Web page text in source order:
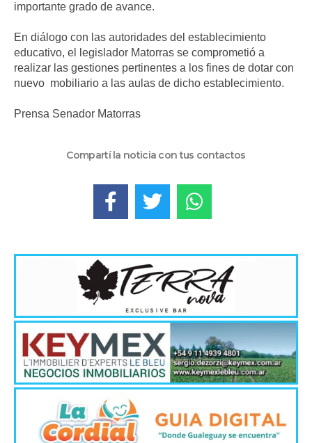
importante grado de avance.
En diálogo con las autoridades del establecimiento
educativo, el legislador Matorras se comprometió a
realizar las gestiones pertinentes a los fines de dotar con
nuevo mobiliario a las aulas de dicho establecimiento.
Prensa Senador Matorras
Compartí la noticia con tus contactos